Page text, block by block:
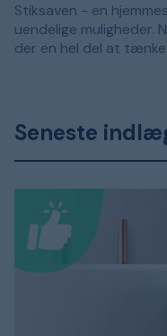
Stiksaven - en
uendelige muligheder.
der en hel del at
Seneste